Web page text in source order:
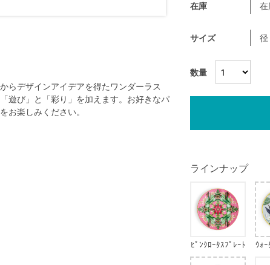
らデザインアイデアを得たワンダーラス
遊び」と「彩り」を加えます。お好きなパ
お楽しみください。
数量
在庫 在
サイズ
ラインナップ
ﾋﾟﾝｸﾛｰﾀｽﾌﾟﾚｰﾄ ｳｫｰ